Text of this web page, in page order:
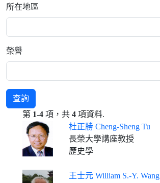
所在地區
榮譽
查詢
第 1-4 項，共 4 項資料.
杜正勝 Cheng-Sheng Tu
長榮大學講座教授
歷史學
王士元 William S.-Y. Wang